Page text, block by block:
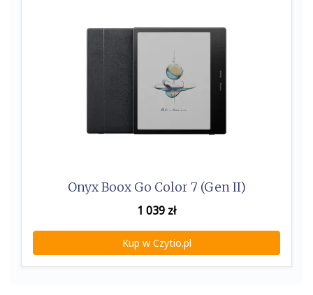
Onyx Boox Go Color 7 (Gen II)
1 039 zł
Kup w Czytio.pl